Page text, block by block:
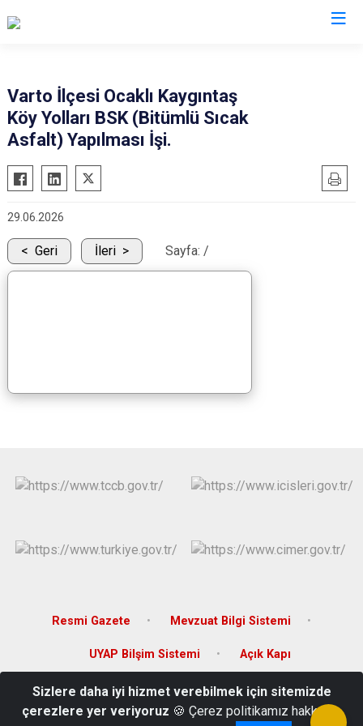
Bulanık
Korkut
Varto İlçesi Ocaklı Kaygıntaş
Köy Yolları BSK (Bitümlü Sıcak
Asfalt) Yapılması İşi.
29.06.2026
Geri İleri Sayfa: /
Resmi Gazete Mevzuat Bilgi Sistemi
UYAP Bilşim Sistemi Açık Kapı
Kültür Mahallesi Jandarma Sokak Hükümet Konağı Varto / Muş
Tel: 0436 711 20 01 Fax: 0436 711 20 67
Sizlere daha iyi hizmet verebilmek için sitemizde
çerezlere yer veriyoruz 🍪 Çerez politikamız hakkında